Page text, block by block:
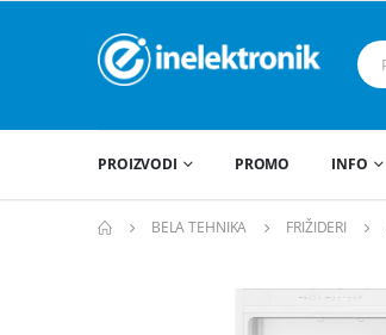
PROIZVODI PROMO INFO
BELA TEHNIKA FRIŽIDERI